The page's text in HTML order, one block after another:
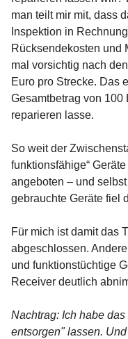
man teilt mir mit, dass
Inspektion in
Rücksendekosten und
mal vorsichtig nach
Euro pro Strecke. Das
Gesamtbetrag von 100
reparieren lasse.
So weit der
funktionsfähige“
angeboten – und
gebrauchte Geräte fiel
Für mich ist damit das
abgeschlossen.
und funktionstüchtige
Receiver deutlich
Nachtrag: Ich habe
entsorgen" lassen.